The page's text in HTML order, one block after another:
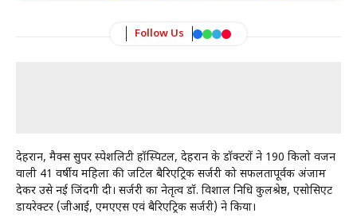
Follow Us
देहरादून, मैक्स सुपर स्पेशलिटी हॉस्पिटल, देहरादून के डॉक्टरों ने 190 किलो वजन
वाली 41 वर्षीय महिला की जटिल बैरिएट्रिक सर्जरी को सफलतापूर्वक अंजाम
देकर उसे नई जिंदगी दी। सर्जरी का नेतृत्व डॉ. विशाल निधि कुलश्रेष्ठ, एसोसिएट
डायरेक्टर (जीआई, एमएएस एवं बैरिएट्रिक सर्जरी) ने किया।